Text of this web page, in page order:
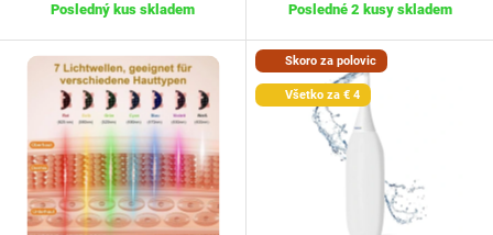
Posledný kus skladem Posledné 2 kusy skladem
Skoro za polovic
Všetko za € 4